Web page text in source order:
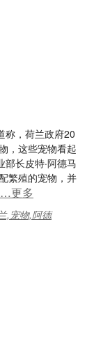
称，荷兰政府20
，这些宠物看起
部长皮特·阿德马
繁殖的宠物，并
更多
,宠物,阿德